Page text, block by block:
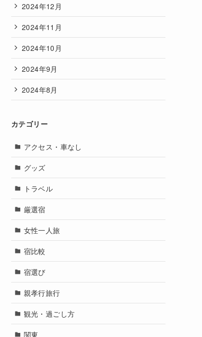
2024年12月
2024年11月
2024年10月
2024年9月
2024年8月
カテゴリー
アクセス・車なし
グッズ
トラベル
厳選宿
女性一人旅
宿比較
宿選び
親孝行旅行
観光・過ごし方
関東